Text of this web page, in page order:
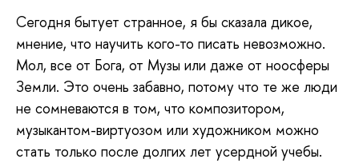
Сегодня бытует странное, я бы сказала дикое,
мнение, что научить кого-то писать невозможно.
Мол, все от Бога, от Музы или даже от ноосферы
Земли. Это очень забавно, потому что те же люди
не сомневаются в том, что композитором,
музыкантом-виртуозом или художником можно
стать только после долгих лет усердной учебы.